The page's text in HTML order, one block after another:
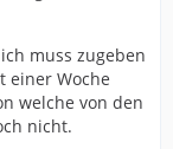
muss zugeben
einer Woche
welche von den
nicht.